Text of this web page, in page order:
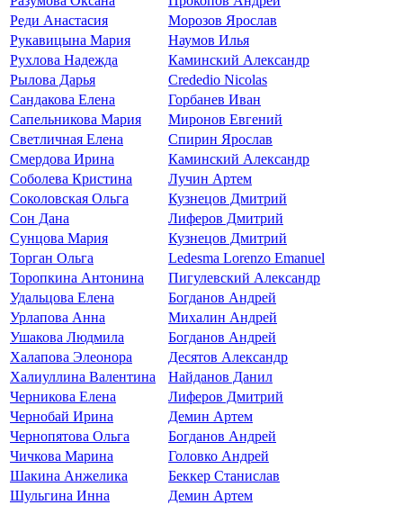
Реди Анастасия
Морозов Ярослав
Рукавицына Мария
Наумов Илья
Рухлова Надежда
Каминский Александр
Рылова Дарья
Crededio Nicolas
Сандакова Елена
Горбанев Иван
Сапельникова Мария
Миронов Евгений
Светличная Елена
Спирин Ярослав
Смердова Ирина
Каминский Александр
Соболева Кристина
Лучин Артем
Соколовская Ольга
Кузнецов Дмитрий
Сон Дана
Лиферов Дмитрий
Сунцова Мария
Кузнецов Дмитрий
Торган Ольга
Ledesma Lorenzo Emanuel
Торопкина Антонина
Пигулевский Александр
Удальцова Елена
Богданов Андрей
Урлапова Анна
Михалин Андрей
Ушакова Людмила
Богданов Андрей
Халапова Элеонора
Десятов Александр
Халиуллина Валентина
Найданов Данил
Черникова Елена
Лиферов Дмитрий
Чернобай Ирина
Демин Артем
Чернопятова Ольга
Богданов Андрей
Чичкова Марина
Головко Андрей
Шакина Анжелика
Беккер Станислав
Шульгина Инна
Демин Артем